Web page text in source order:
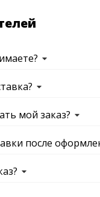
мой заказ?
после